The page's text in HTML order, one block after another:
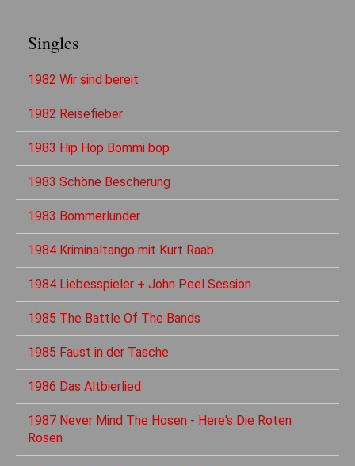
Singles
1982 Wir sind bereit
1982 Reisefieber
1983 Hip Hop Bommi bop
1983 Schöne Bescherung
1983 Bommerlunder
1984 Kriminaltango mit Kurt Raab
1984 Liebesspieler + John Peel Session
1985 The Battle Of The Bands
1985 Faust in der Tasche
1986 Das Altbierlied
1987 Never Mind The Hosen - Here's Die Roten
Rosen